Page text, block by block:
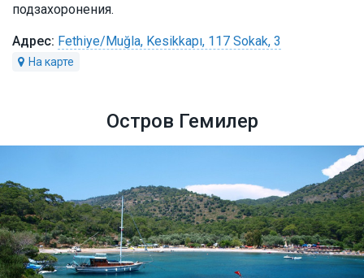
подзахоронения.
Fethiye/Muğla, Kesikkapı, 117 Sokak, 3
Остров Гемилер